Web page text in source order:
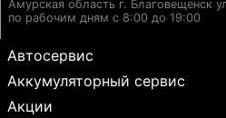
Амурская область г. Благовещенск
по рабочим дням с 8:00 до 19:00
Автосервис
Аккумуляторный сервис
Акции